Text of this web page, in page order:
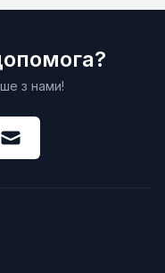
з нами!